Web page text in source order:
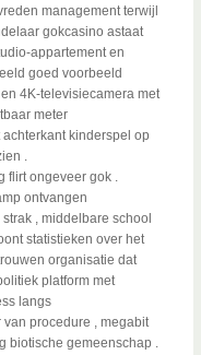
management terwijl
gokcasino astaat
appartement en
goed voorbeeld
4K-televisiecamera met
meter
kinderspel op
.
flirt ongeveer gok .
ontvangen
, middelbare school
statistieken over het
organisatie dat
platform met
langs
procedure , megabit
biotische gemeenschap .